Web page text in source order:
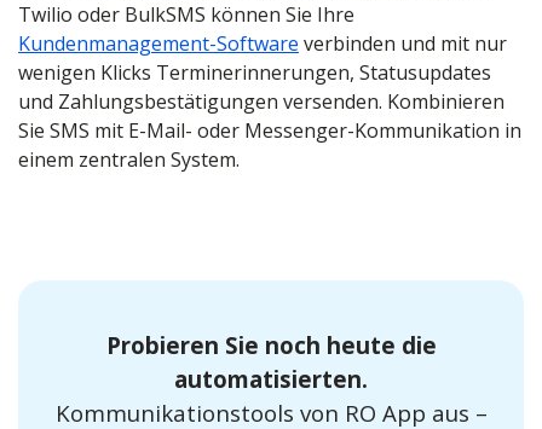
Twilio oder BulkSMS können Sie Ihre
Kundenmanagement-Software verbinden und mit nur
wenigen Klicks Terminerinnerungen, Statusupdates
und Zahlungsbestätigungen versenden. Kombinieren
Sie SMS mit E-Mail- oder Messenger-Kommunikation in
einem zentralen System.
Probieren Sie noch heute die
automatisierten.
Kommunikationstools von RO App aus –